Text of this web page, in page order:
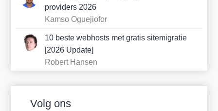
providers 2026
Kamso Oguejiofor
10 beste webhosts met gratis sitemigratie
[2026 Update]
Robert Hansen
Volg ons